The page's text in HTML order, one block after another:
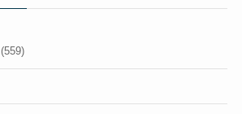
(559)